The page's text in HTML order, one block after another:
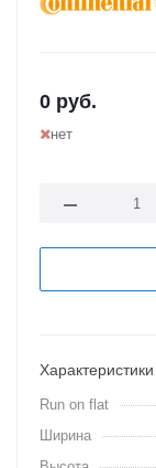
0 руб.
нет
Характеристики
Run on flat
Ширина